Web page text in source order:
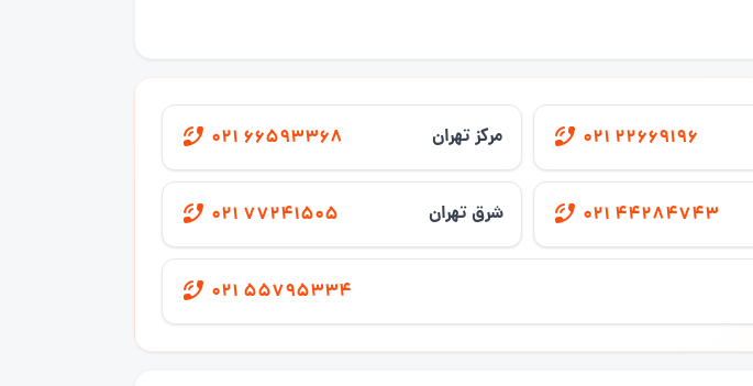
021 22669196 مرکز تهران 021 66593368
021 44284743 شرق تهران 021 77241505
021 55795334